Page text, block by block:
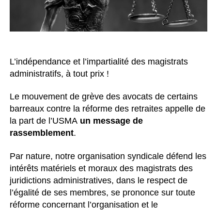
L’indépendance et l’impartialité des magistrats
administratifs, à tout prix !
Le mouvement de grève des avocats de certains
barreaux contre la réforme des retraites appelle de
la part de l’USMA un message de
rassemblement.
Par nature, notre organisation syndicale défend les
intérêts matériels et moraux des magistrats des
juridictions administratives, dans le respect de
l’égalité de ses membres, se prononce sur toute
réforme concernant l’organisation et le